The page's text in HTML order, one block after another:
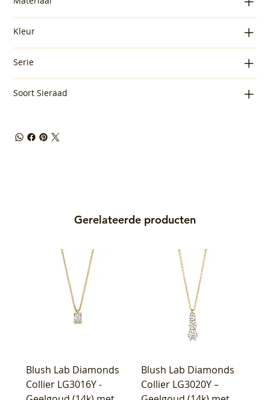
Kleur
Serie
Soort Sieraad
Gerelateerde producten
Blush Lab Diamonds
Collier LG3016Y -
Blush Lab Diamonds
Collier LG3020Y –